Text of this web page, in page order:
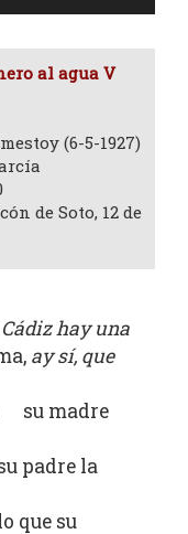
al agua V
(6-5-1927)
de Soto, 12 de
hay una
ay sí, que
su madre
padre la
que su